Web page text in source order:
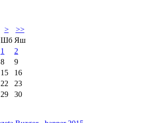
>
>>
Шб Яш
1
2
8
9
15
16
22
23
29
30